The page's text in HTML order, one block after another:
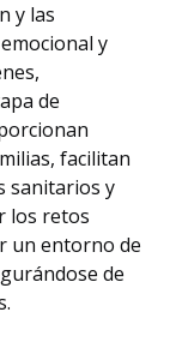
y las
y
de
facilitan
sanitarios y
los retos
un entorno de
de